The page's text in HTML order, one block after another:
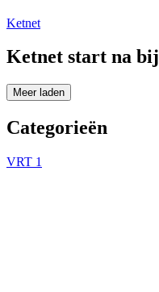
Ketnet
Ketnet start na
Meer laden
Categorieën
VRT 1